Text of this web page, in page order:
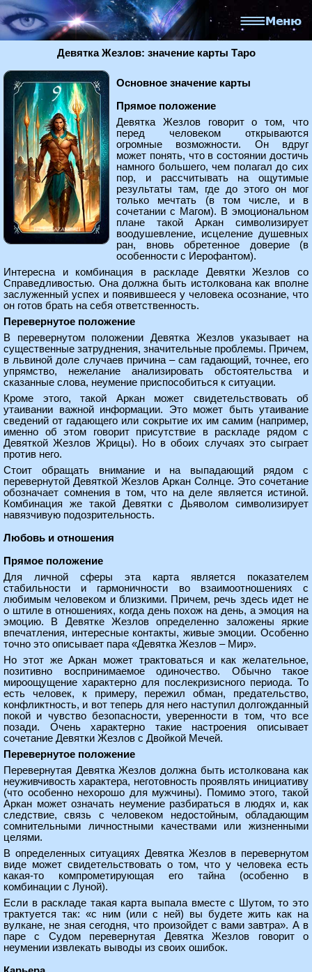
Девятка Жезлов: значение карты Таро
Основное значение карты
Прямое положение
Девятка Жезлов говорит о том, что
перед человеком открываются
огромные возможности. Он вдруг
может понять, что в состоянии достичь
намного большего, чем полагал до сих
пор, и рассчитывать на ощутимые
результаты там, где до этого он мог
только мечтать (в том числе, и в
сочетании с Магом). В эмоциональном
плане такой Аркан символизирует
воодушевление, исцеление душевных
ран, вновь обретенное доверие (в
особенности с Иерофантом).
Интересна и комбинация в раскладе Девятки Жезлов со
Справедливостью. Она должна быть истолкована как вполне
заслуженный успех и появившееся у человека осознание, что
он готов брать на себя ответственность.
Перевернутое положение
В перевернутом положении Девятка Жезлов указывает на
существенные затруднения, значительные проблемы. Причем,
в львиной доле случаев причина – сам гадающий, точнее, его
упрямство, нежелание анализировать обстоятельства и
сказанные слова, неумение приспособиться к ситуации.
Кроме этого, такой Аркан может свидетельствовать об
утаивании важной информации. Это может быть утаивание
сведений от гадающего или сокрытие их им самим (например,
именно об этом говорит присутствие в раскладе рядом с
Девяткой Жезлов Жрицы). Но в обоих случаях это сыграет
против него.
Стоит обращать внимание и на выпадающий рядом с
перевернутой Девяткой Жезлов Аркан Солнце. Это сочетание
обозначает сомнения в том, что на деле является истиной.
Комбинация же такой Девятки с Дьяволом символизирует
навязчивую подозрительность.
Любовь и отношения
Прямое положение
Для личной сферы эта карта является показателем
стабильности и гармоничности во взаимоотношениях с
любимым человеком и близкими. Причем, речь здесь идет не
о штиле в отношениях, когда день похож на день, а эмоция на
эмоцию. В Девятке Жезлов определенно заложены яркие
впечатления, интересные контакты, живые эмоции. Особенно
точно это описывает пара «Девятка Жезлов – Мир».
Но этот же Аркан может трактоваться и как желательное,
позитивно воспринимаемое одиночество. Обычно такое
мироощущение характерно для послекризисного периода. То
есть человек, к примеру, пережил обман, предательство,
конфликтность, и вот теперь для него наступил долгожданный
покой и чувство безопасности, уверенности в том, что все
позади. Очень характерно такие настроения описывает
сочетание Девятки Жезлов с Двойкой Мечей.
Перевернутое положение
Перевернутая Девятка Жезлов должна быть истолкована как
неуживчивость характера, неготовность проявлять инициативу
(что особенно нехорошо для мужчины). Помимо этого, такой
Аркан может означать неумение разбираться в людях и, как
следствие, связь с человеком недостойным, обладающим
сомнительными личностными качествами или жизненными
целями.
В определенных ситуациях Девятка Жезлов в перевернутом
виде может свидетельствовать о том, что у человека есть
какая-то компрометирующая его тайна (особенно в
комбинации с Луной).
Если в раскладе такая карта выпала вместе с Шутом, то это
трактуется так: «с ним (или с ней) вы будете жить как на
вулкане, не зная сегодня, что произойдет с вами завтра». А в
паре с Судом перевернутая Девятка Жезлов говорит о
неумении извлекать выводы из своих ошибок.